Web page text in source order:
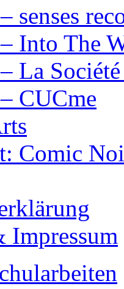
senses
Into The
La
CUCme
Comic
Impressum